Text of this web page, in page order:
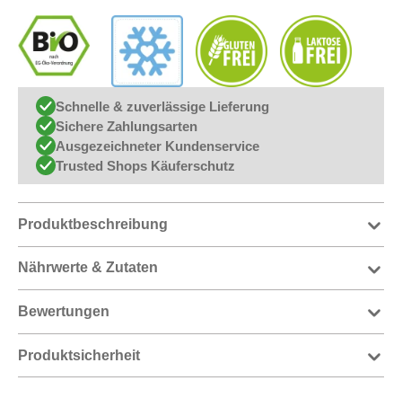
Schnelle & zuverlässige Lieferung
Sichere Zahlungsarten
Ausgezeichneter Kundenservice
Trusted Shops Käuferschutz
Produktbeschreibung
Nährwerte & Zutaten
Bewertungen
Produktsicherheit